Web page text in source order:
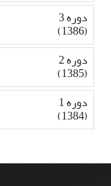
دوره 3
(1386)
دوره 2
(1385)
دوره 1
(1384)